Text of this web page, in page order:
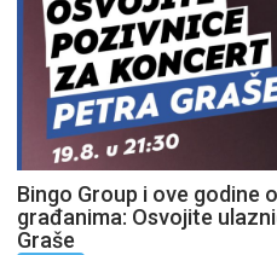
Bingo Group i ove godine
građanima: Osvojite
Graše